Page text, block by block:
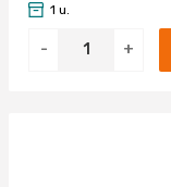
- +
1 u.